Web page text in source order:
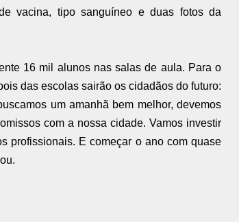
vacina, tipo sanguíneo e duas fotos da
16 mil alunos nas salas de aula. Para o
das escolas sairão os cidadãos do futuro:
um amanhã bem melhor, devemos
com a nossa cidade. Vamos investir
profissionais. E começar o ano com quase